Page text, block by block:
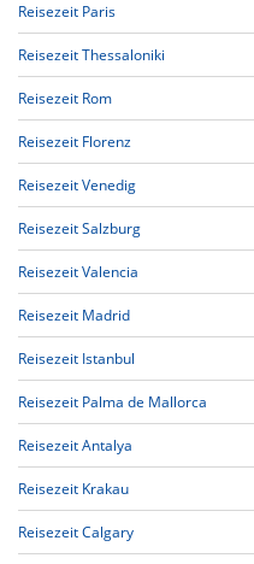
Reisezeit Paris
Reisezeit Thessaloniki
Reisezeit Rom
Reisezeit Florenz
Reisezeit Venedig
Reisezeit Salzburg
Reisezeit Valencia
Reisezeit Madrid
Reisezeit Istanbul
Reisezeit Palma de Mallorca
Reisezeit Antalya
Reisezeit Krakau
Reisezeit Calgary